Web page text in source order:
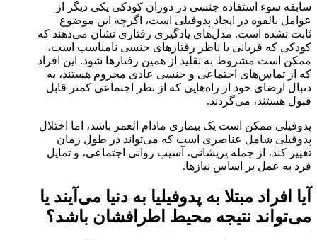
سابقه سوء استفاده جنسی در دوران کودکی یکی دیگر از
عوامل بالقوه در ایجاد پدوفیلی است، اگرچه این موضوع
ثابت نشده است. مدل‌های یادگیری رفتاری نشان می‌دهند که
کودکی که قربانی یا ناظر رفتارهای جنسی نامناسب است،
ممکن است مشروط به تقلید از همین رفتارها شود. این افراد
که از تماس‌های اجتماعی و جنسی عادی محروم هستند، به
دنبال ارضای خود از راه‌هایی که از نظر اجتماعی کمتر قابل
قبول هستند، می‌گردند.
پدوفیلی ممکن است یک بیماری مادام العمر باشد، اما اختلال
پدوفیلی شامل عناصری است که می‌تواند در طول زمان
تغییر کند، از جمله پریشانی، آسیب روانی اجتماعی، و تمایل
فرد به عمل بر اساس نیازها.
آیا افراد مبتلا به پدوفیلیا به دنیا می‌آیند یا
می‌تواند نتیجه محیط اطرافشان باشد؟